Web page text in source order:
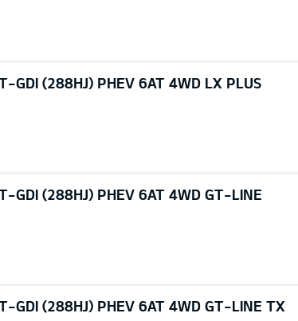
GDI (288HJ) PHEV 6AT 4WD LX PLUS
GDI (288HJ) PHEV 6AT 4WD GT-LINE
GDI (288HJ) PHEV 6AT 4WD GT-LINE TX